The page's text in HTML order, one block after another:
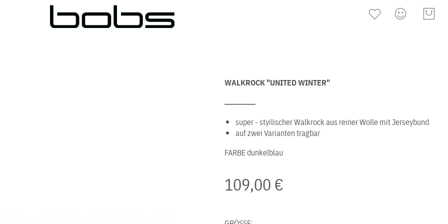
WALKROCK "UNITED WINTER"
super - styilischer Walkrock aus reiner Wolle mit Jerseybund
auf zwei Varianten tragbar
FARBEdunkelblau
109,00 €